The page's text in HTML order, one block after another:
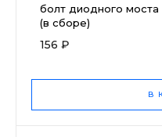
болт диодного моста
(в сборе)
156 ₽
В